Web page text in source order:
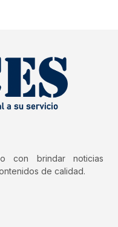
con brindar noticias
de calidad.